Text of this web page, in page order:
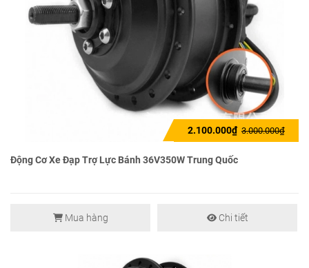
2.100.000₫ 3.000.000₫
Động Cơ Xe Đạp Trợ Lực Bánh 36V350W Trung Quốc
Mua hàng Chi tiết